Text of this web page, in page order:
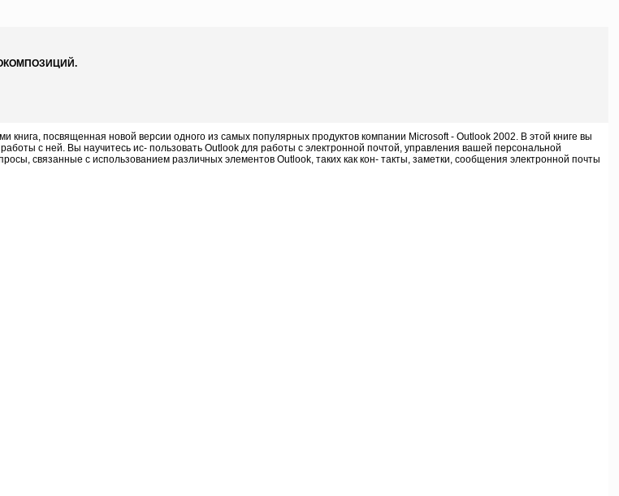
популярных продуктов компании Microsoft - Outlook 2002. В этой книге вы
с ней. Вы научитесь ис- пользовать Outlook для работы с электронной почтой, управления вашей персональной
связанные с использованием различных элементов Outlook, таких как кон- такты, заметки, сообщения электронной почты